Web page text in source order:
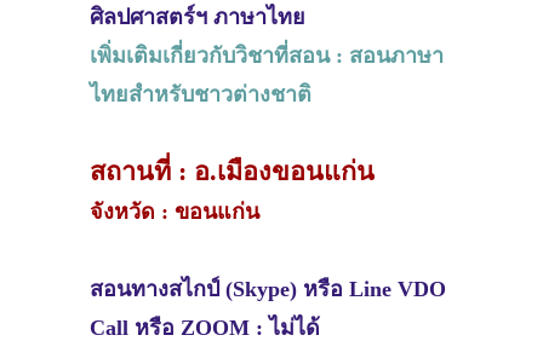
ศิลปศาสตร์ฯ ภาษาไทย
เพิ่มเติมเกี่ยวกับวิชาที่สอน : สอนภาษา
ไทยสำหรับชาวต่างชาติ
สถานที่ : อ.เมืองขอนแก่น
จังหวัด : ขอนแก่น
สอนทางสไกป์ (Skype) หรือ Line VDO
Call หรือ ZOOM : ไม่ได้